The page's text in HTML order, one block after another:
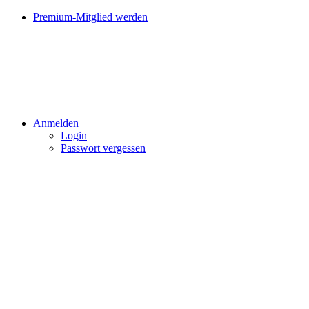
Premium-Mitglied werden
Anmelden
Login
Passwort vergessen